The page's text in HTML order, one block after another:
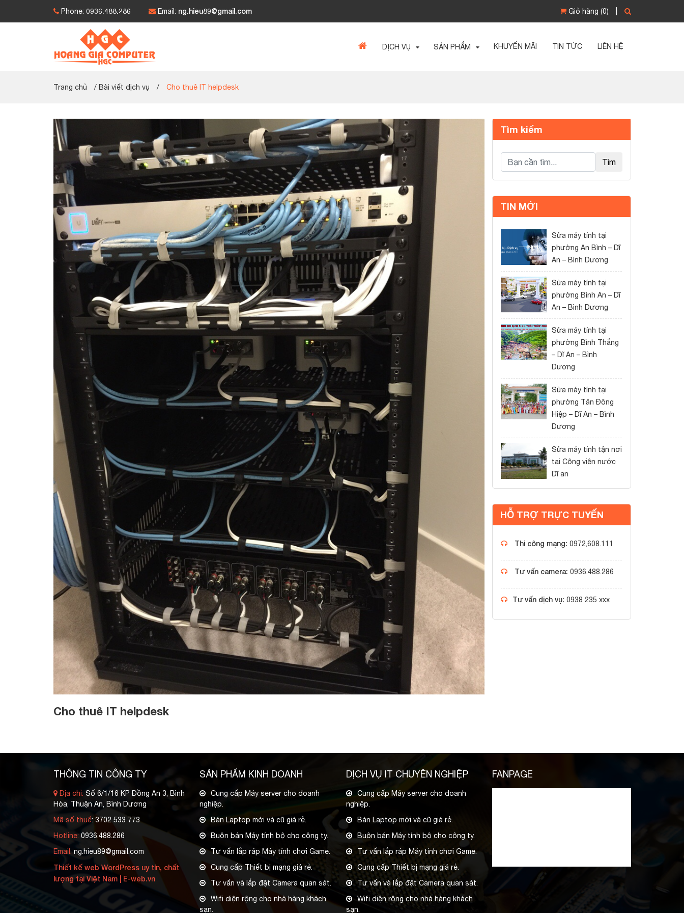
Phone: 0936.488.286 Email: ng.hieu89@gmail.com Giỏ hàng (0)
DỊCH VỤ SẢN PHẨM KHUYẾN MÃI TIN TỨC LIÊN HỆ
Trang chủ / Bài viết dịch vụ / Cho thuê IT helpdesk
Cho thuê IT helpdesk
Tìm kiếm
Tìm
TIN MỚI
Sửa máy tính tại
phường An Bình – Dĩ
An – Bình Dương
Sửa máy tính tại
phường Bình An – Dĩ
An – Bình Dương
Sửa máy tính tại
phường Bình Thắng
– Dĩ An – Bình
Dương
Sửa máy tính tại
phường Tân Đông
Hiệp – Dĩ An – Bình
Dương
Sửa máy tính tận nơi
tại Công viên nước
Dĩ an
HỖ TRỢ TRỰC TUYẾN
Thi công mạng: 0972,608.111
Tư vấn camera: 0936.488.286
Tư vấn dịch vụ: 0938 235 xxx
THÔNG TIN CÔNG TY
Địa chỉ: Số 6/1/16 KP Đồng An 3, Bình
Hòa, Thuận An, Bình Dương
Mã số thuế: 3702 533 773
Hotline:0936.488.286
Email: ng.hieu89@gmail.com
Thiết kế web WordPress uy tín, chất
lượng tại Việt Nam | E-web.vn
SẢN PHẨM KINH DOANH
Cung cấp Máy server cho doanh
nghiệp.
Bán Laptop mới và cũ giá rẻ.
Buôn bán Máy tính bộ cho công ty.
Tư vấn lắp ráp Máy tính chơi Game.
Cung cấp Thiết bị mạng giá rẻ.
Tư vấn và lắp đặt Camera quan sát.
Wifi diện rộng cho nhà hàng khách
sạn.
DỊCH VỤ IT CHUYÊN NGHIỆP
Cung cấp Máy server cho doanh
nghiệp.
Bán Laptop mới và cũ giá rẻ.
Buôn bán Máy tính bộ cho công ty.
Tư vấn lắp ráp Máy tính chơi Game.
Cung cấp Thiết bị mạng giá rẻ.
Tư vấn và lắp đặt Camera quan sát.
Wifi diện rộng cho nhà hàng khách
sạn.
FANPAGE